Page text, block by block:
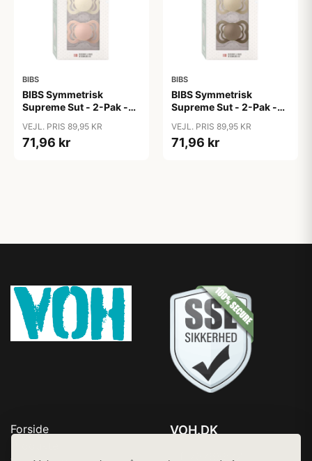
BIBS
BIBS Symmetrisk
Supreme Sut - 2-Pak -
Ivory/Blush
VEJL. PRIS 89,95 KR
71,96 kr
BIBS
BIBS Symmetrisk
Supreme Sut - 2-Pak -
Vanilla/Dark Oak
VEJL. PRIS 89,95 KR
71,96 kr
Forside
VOH.DK